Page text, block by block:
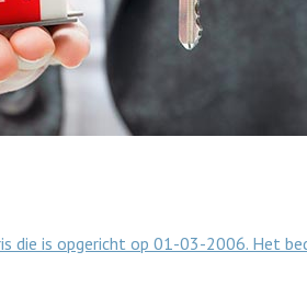
die is opgericht op 01-03-2006. Het